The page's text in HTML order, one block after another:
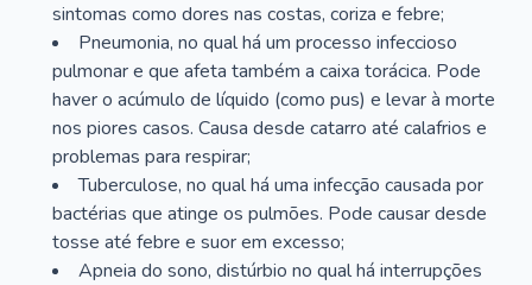
sintomas como dores nas costas, coriza e febre;
Pneumonia, no qual há um processo infeccioso
pulmonar e que afeta também a caixa torácica. Pode
haver o acúmulo de líquido (como pus) e levar à morte
nos piores casos. Causa desde catarro até calafrios e
problemas para respirar;
Tuberculose, no qual há uma infecção causada por
bactérias que atinge os pulmões. Pode causar desde
tosse até febre e suor em excesso;
Apneia do sono, distúrbio no qual há interrupções